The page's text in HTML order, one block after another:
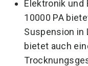
Elektronik und
10000 PA
Suspension in
bietet auch